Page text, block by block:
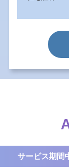
サービス期間